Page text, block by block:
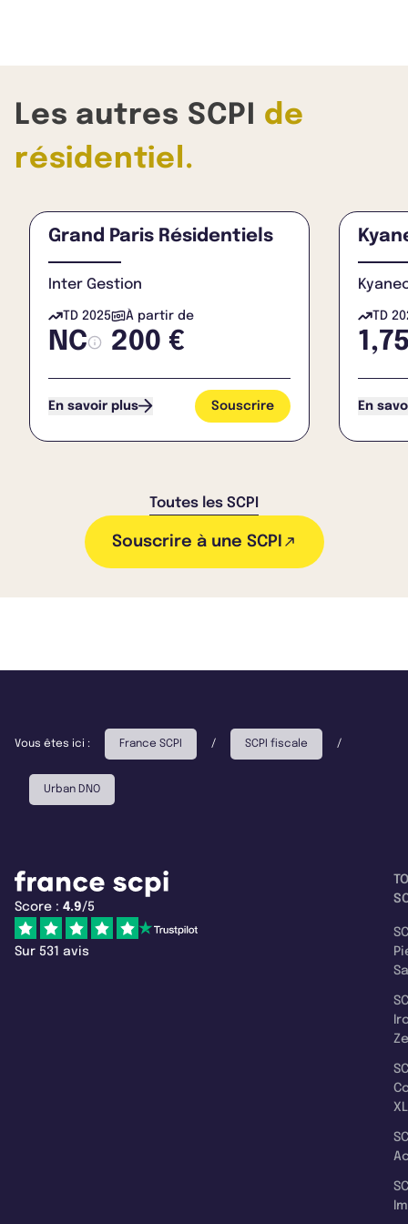
Les autres SCPI de
résidentiel.
Grand Paris Résidentiels
Inter Gestion
TD 2025
NC
À partir de
200 €
En savoir plus Souscrire
TD
En
Toutes les SCPI
Souscrire à une SCPI
Vous êtes ici : France SCPI / SCPI fiscale /
Urban DNO
Score : 4.9/5
Sur 531 avis
XL